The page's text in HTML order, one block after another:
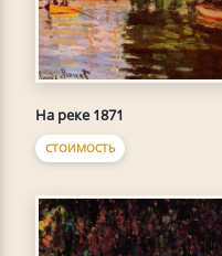
На реке 1871
СТОИМОСТЬ